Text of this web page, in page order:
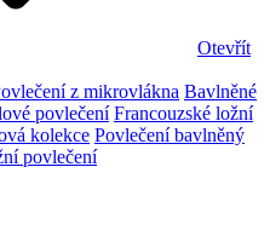
Otevřít
z mikrovlákna Bavlněné
povlečení Francouzské ložní
kolekce Povlečení bavlněný
povlečení